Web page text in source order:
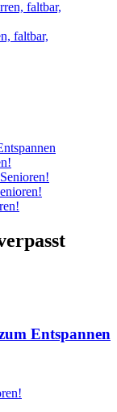
faltbar,
Entspannen